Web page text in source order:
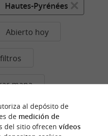
Hautes-Pyrénées
Abierto hoy
mapa
y ciudad de
al depósito de
de medición de
del sitio ofrecen vídeos